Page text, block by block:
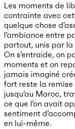
Les moments de
contrainte avec
quelque chose
l’ambiance entre
partout, unis par
On s’entraide, on
moments et on
jamais imaginé
fort reste la remise
jusqu’au Maroc,
ce que l’on avait
sentiment
en lui-même.